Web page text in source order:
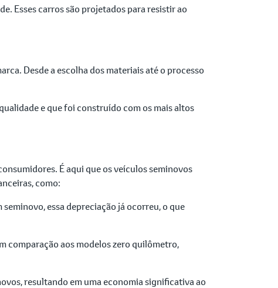
Esses carros são projetados para resistir ao
Desde a escolha dos materiais até o processo
e que foi construído com os mais altos
É aqui que os veículos seminovos
como:
essa depreciação já ocorreu, o que
comparação aos modelos zero quilômetro,
resultando em uma economia significativa ao